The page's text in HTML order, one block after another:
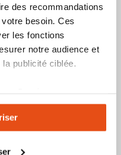
des recommandations
besoin. Ces
les fonctions
notre audience et
publicité ciblée.
site. Vous pouvez
moment. Refuser
fonctionnalités.
Granit très haute
avec haute anse